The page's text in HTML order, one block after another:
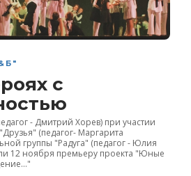
с
- Дмитрий Хорев) при участии
(педагог- Маргарита
группы "Радуга" (педагог - Юлия
12 ноября премьеру проекта "Юные